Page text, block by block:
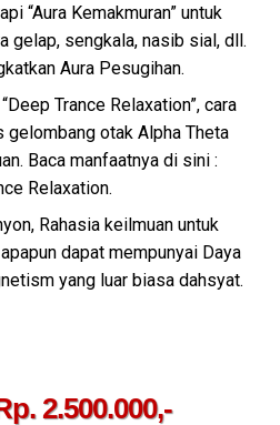
“Aura Kemakmuran” untuk
gelap, sengkala, nasib sial, dll.
Aura Pesugihan.
Trance Relaxation”, cara
gelombang otak Alpha Theta
Baca manfaatnya di sini :
Relaxation.
Rahasia keilmuan untuk
dapat mempunyai Daya
yang luar biasa dahsyat.
2.500.000,-